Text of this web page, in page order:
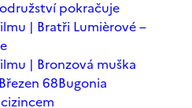
pokračuje
| Bratři Lumièrové –
| Bronzová muška
Březen 68Bugonia